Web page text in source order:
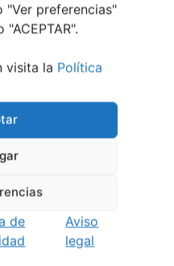
"Ver preferencias"
visita la Política
de
Aviso
legal